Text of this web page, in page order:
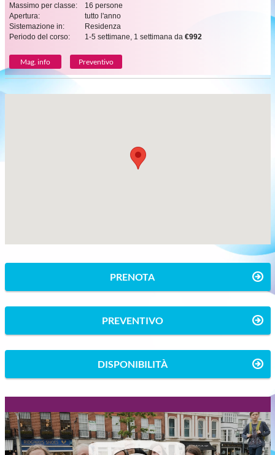
Massimo per classe:
16 persone
Apertura:
tutto l'anno
Sistemazione in:
Residenza
Periodo del corso:
1-5 settimane, 1 settimana da €992
Mag. info Preventivo
PRENOTA
PREVENTIVO
DISPONIBILITÀ